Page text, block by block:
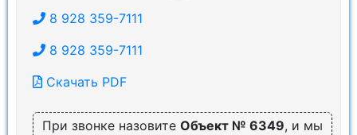
8 928 359-7111
8 928 359-7111
Скачать PDF
При звонке назовите Объект № 6349, и мы